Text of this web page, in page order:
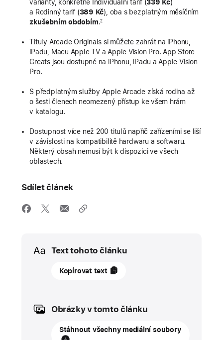
varianty, konkrétně Individuální tarif (339 Kč)
a Rodinný tarif (389 Kč), oba s bezplatným měsíčním
zkušebním obdobím.2
Tituly Arcade Originals si můžete zahrát na iPhonu,
iPadu, Macu Apple TV a Apple Vision Pro. App Store
Greats jsou dostupné na iPhonu, iPadu a Apple Vision
Pro.
S předplatným služby Apple Arcade získá rodina až
o šesti členech neomezený přístup ke všem hrám
v katalogu.
Dostupnost více než 200 titulů napříč zařízeními se liší
v závislosti na kompatibilitě hardwaru a softwaru.
Některý obsah nemusí být k dispozici ve všech
oblastech.
Sdílet článek
Text tohoto článku
08
AKTUALIZACE
Na
Kopírovat text
Obrázky v tomto článku
Stáhnout všechny mediální soubory